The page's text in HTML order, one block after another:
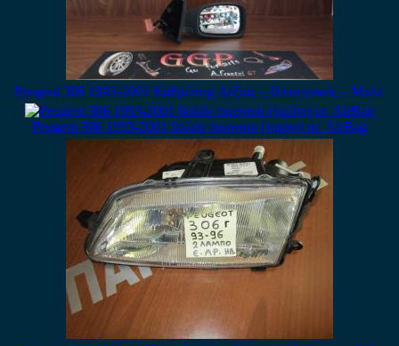
Peugeot 306 1993-2001 Καθρέπτης Δεξιός – Ηλεκτρικός – Μπλε
Peugeot 306 1993-2001 βολάν τιμονιού (τιμόνι) με AirBag